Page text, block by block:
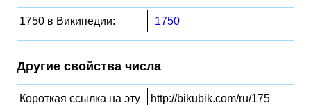
1750 в Википедии: 1750
Другие свойства числа
Короткая ссылка на эту
http://bikubik.com/ru/175